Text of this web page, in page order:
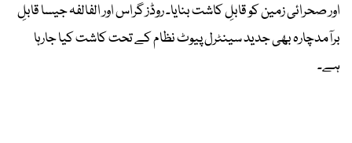
اور صحرائی زمین کو قابلِ کاشت بنایا۔ روڈز گراس اور الفالفہ جیسا قابلِ
برآمدچارہ بھی جدید سینٹرل پیوٹ نظام کے تحت کاشت کیا جارہا
ہے۔